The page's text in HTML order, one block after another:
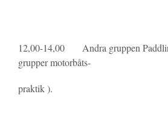
12,00-14,00 Andra gruppen
grupper motorbåts-
praktik ).